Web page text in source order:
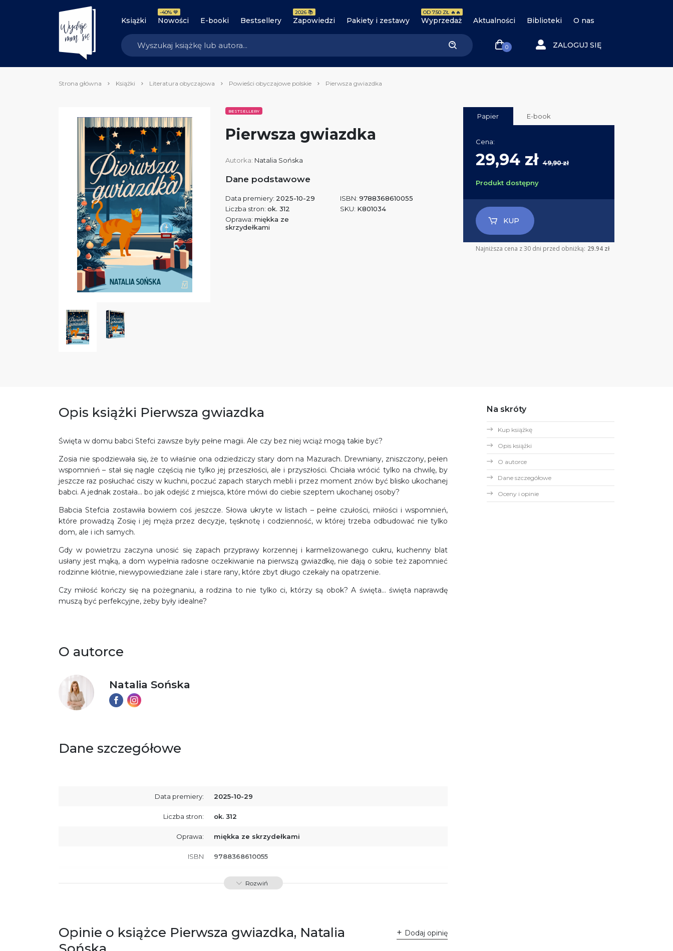
Książki Nowości
-40% 💙
E-booki Bestsellery Zapowiedzi
2026 📚
Pakiety i zestawy Wyprzedaż
OD 7.50 ZŁ 🔥🔥
Aktualności Biblioteki O nas
0 ZALOGUJ SIĘ
Strona główna Książki Literatura obyczajowa Powieści obyczajowe polskie Pierwsza gwiazdka
BESTSELLERY
Pierwsza gwiazdka
Autorka: Natalia Sońska
Dane podstawowe
Data premiery: 2025-10-29
Liczba stron: ok. 312
Oprawa: miękka ze
skrzydełkami
ISBN: 9788368610055
SKU: K801034
Papier E-book
Cena:
29,94 zł49,90 zł
Produkt dostępny
KUP
Najniższa cena z 30 dni przed obniżką: 29.94 zł
Opis książki Pierwsza gwiazdka
Święta w domu babci Stefci zawsze były pełne magii. Ale czy bez niej wciąż mogą takie być?
Zosia nie spodziewała się, że to właśnie ona odziedziczy stary dom na Mazurach. Drewniany, zniszczony, pełen
wspomnień – stał się nagle częścią nie tylko jej przeszłości, ale i przyszłości. Chciała wrócić tylko na chwilę, by
jeszcze raz posłuchać ciszy w kuchni, poczuć zapach starych mebli i przez moment znów być blisko ukochanej
babci. A jednak została… bo jak odejść z miejsca, które mówi do ciebie szeptem ukochanej osoby?
Babcia Stefcia zostawiła bowiem coś jeszcze. Słowa ukryte w listach – pełne czułości, miłości i wspomnień,
które prowadzą Zosię i jej męża przez decyzje, tęsknotę i codzienność, w której trzeba odbudować nie tylko
dom, ale i ich samych.
Gdy w powietrzu zaczyna unosić się zapach przyprawy korzennej i karmelizowanego cukru, kuchenny blat
usłany jest mąką, a dom wypełnia radosne oczekiwanie na pierwszą gwiazdkę, nie dają o sobie też zapomnieć
rodzinne kłótnie, niewypowiedziane żale i stare rany, które zbyt długo czekały na opatrzenie.
Czy miłość kończy się na pożegnaniu, a rodzina to nie tylko ci, którzy są obok? A święta… święta naprawdę
muszą być perfekcyjne, żeby były idealne?
O autorce
Natalia Sońska
Dane szczegółowe
Data premiery: 2025-10-29
Liczba stron: ok. 312
Oprawa: miękka ze skrzydełkami
ISBN 9788368610055
K801034
kontakt@wydajenamsie.pl
+48 61 623 38 38
Rozwiń
Opinie o książce Pierwsza gwiazdka, Natalia
Dodaj opinię
Na skróty
Kup książkę
Opis książki
O autorce
Dane szczegółowe
Oceny i opinie